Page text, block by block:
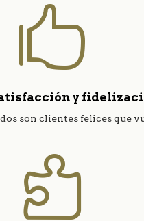

y
son clientes felices que
